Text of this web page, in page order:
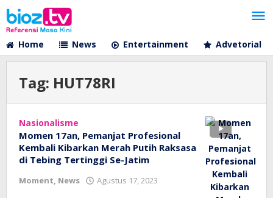
Lewati
ke
konten
Home
News Entertainment Advetorial
Tag: HUT78RI
Nasionalisme
Momen 17an, Pemanjat Profesional
Kembali Kibarkan Merah Putih Raksasa
di Tebing Tertinggi Se-Jatim
Moment, News Agustus 17, 2023